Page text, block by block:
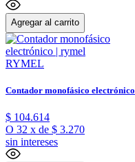
Agregar al carrito
RYMEL
Contador monofásico electrónico
$ 104.614
O 32 x de $ 3.270
sin intereses